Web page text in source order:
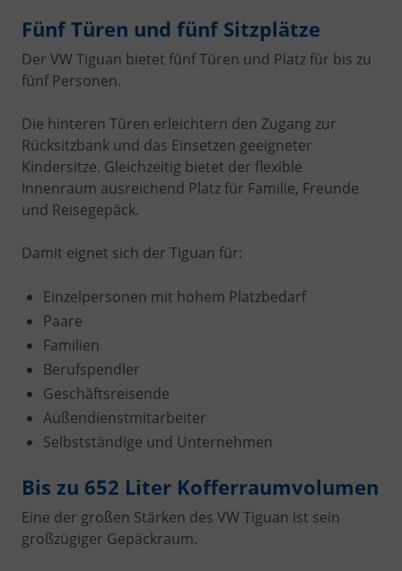
Fünf Türen und fünf Sitzplätze
Der VW Tiguan bietet fünf Türen und Platz für bis zu
fünf Personen.
Die hinteren Türen erleichtern den Zugang zur
Rücksitzbank und das Einsetzen geeigneter
Kindersitze. Gleichzeitig bietet der flexible
Innenraum ausreichend Platz für Familie, Freunde
und Reisegepäck.
Damit eignet sich der Tiguan für:
Einzelpersonen mit hohem Platzbedarf
Paare
Familien
Berufspendler
Geschäftsreisende
Außendienstmitarbeiter
Selbstständige und Unternehmen
Bis zu 652 Liter Kofferraumvolumen
Eine der großen Stärken des VW Tiguan ist sein
großzügiger Gepäckraum.